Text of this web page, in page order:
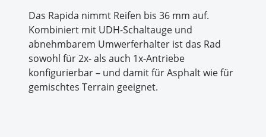
Das Rapida nimmt Reifen bis 36 mm auf.
Kombiniert mit UDH-Schaltauge und
abnehmbarem Umwerferhalter ist das Rad
sowohl für 2x- als auch 1x-Antriebe
konfigurierbar – und damit für Asphalt wie für
gemischtes Terrain geeignet.